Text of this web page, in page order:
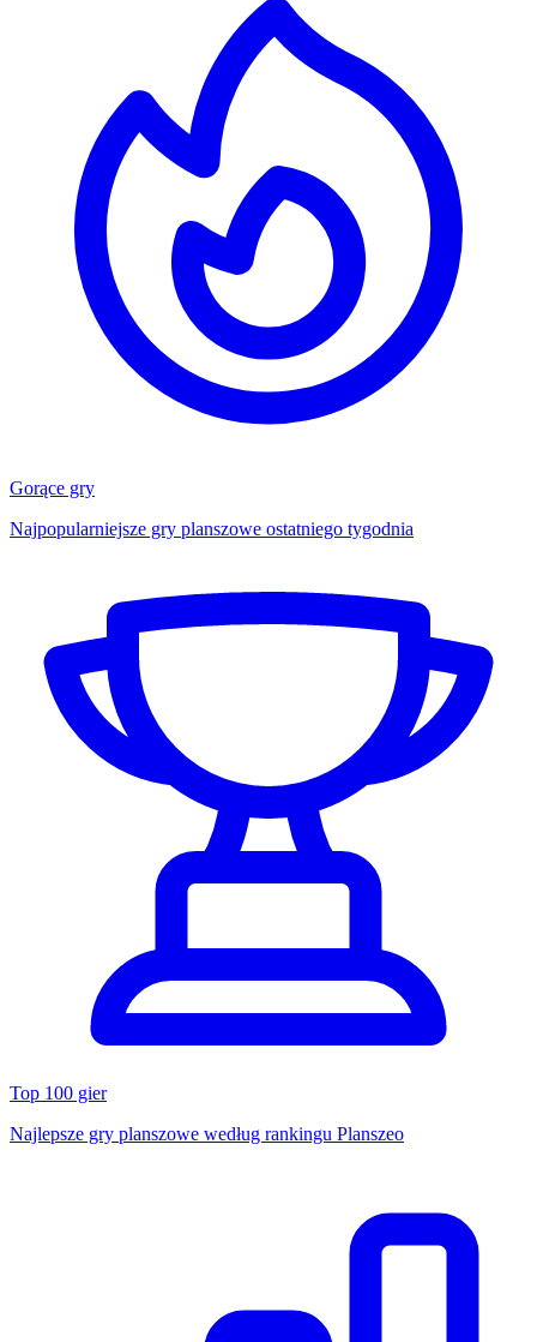
Gorące gry
Najpopularniejsze gry planszowe ostatniego tygodnia
Top 100 gier
Najlepsze gry planszowe według rankingu Planszeo